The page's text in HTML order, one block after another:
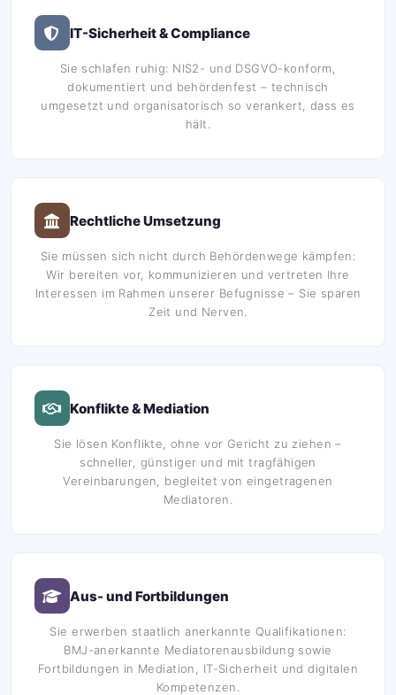
IT-Sicherheit & Compliance
Sie schlafen ruhig: NIS2- und DSGVO-konform,
dokumentiert und behördenfest – technisch
umgesetzt und organisatorisch so verankert, dass es
hält.
Rechtliche Umsetzung
Sie müssen sich nicht durch Behördenwege kämpfen:
Wir bereiten vor, kommunizieren und vertreten Ihre
Interessen im Rahmen unserer Befugnisse – Sie sparen
Zeit und Nerven.
Konflikte & Mediation
Sie lösen Konflikte, ohne vor Gericht zu ziehen –
schneller, günstiger und mit tragfähigen
Vereinbarungen, begleitet von eingetragenen
Mediatoren.
Aus- und Fortbildungen
Sie erwerben staatlich anerkannte Qualifikationen:
BMJ-anerkannte Mediatorenausbildung sowie
Fortbildungen in Mediation, IT-Sicherheit und digitalen
Kompetenzen.